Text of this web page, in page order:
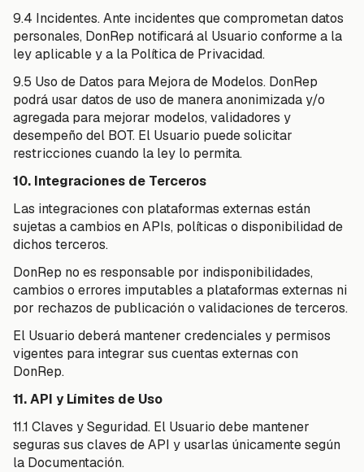
9.4 Incidentes. Ante incidentes que comprometan datos
personales, DonRep notificará al Usuario conforme a la
ley aplicable y a la Política de Privacidad.
9.5 Uso de Datos para Mejora de Modelos. DonRep
podrá usar datos de uso de manera anonimizada y/o
agregada para mejorar modelos, validadores y
desempeño del BOT. El Usuario puede solicitar
restricciones cuando la ley lo permita.
10. Integraciones de Terceros
Las integraciones con plataformas externas están
sujetas a cambios en APIs, políticas o disponibilidad de
dichos terceros.
DonRep no es responsable por indisponibilidades,
cambios o errores imputables a plataformas externas ni
por rechazos de publicación o validaciones de terceros.
El Usuario deberá mantener credenciales y permisos
vigentes para integrar sus cuentas externas con
DonRep.
11. API y Límites de Uso
11.1 Claves y Seguridad. El Usuario debe mantener
seguras sus claves de API y usarlas únicamente según
la Documentación.